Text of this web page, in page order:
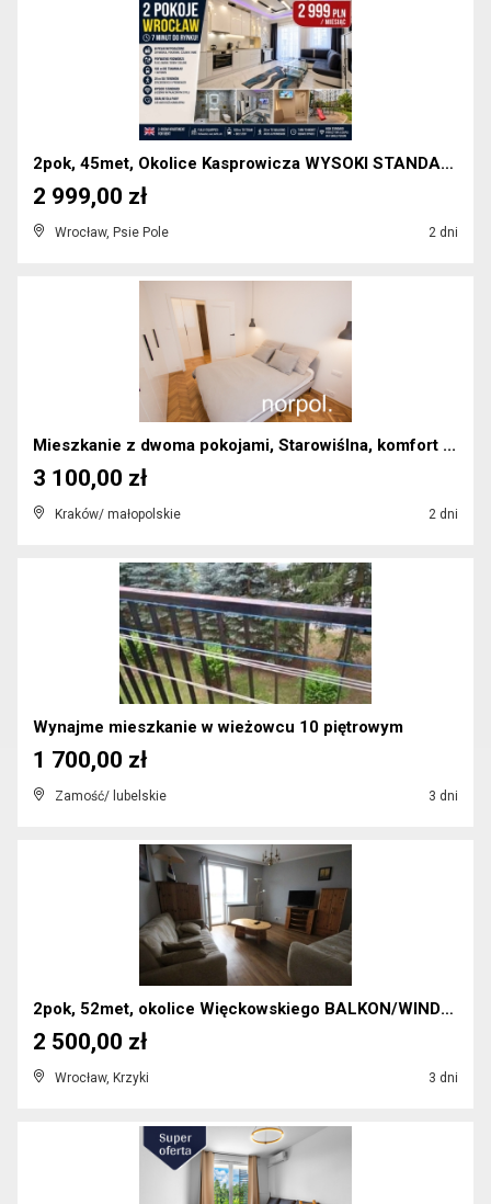
2pok, 45met, Okolice Kasprowicza WYSOKI STANDARD (...
Wrocław, Psie Pole 2 dni
2 999,00 zł
Mieszkanie z dwoma pokojami, Starowiślna, komfort ...
Kraków/ małopolskie 2 dni
3 100,00 zł
Wynajme mieszkanie w wieżowcu 10 piętrowym
Zamość/ lubelskie 3 dni
1 700,00 zł
2pok, 52met, okolice Więckowskiego BALKON/WINDA/PA...
Wrocław, Krzyki 3 dni
2 500,00 zł